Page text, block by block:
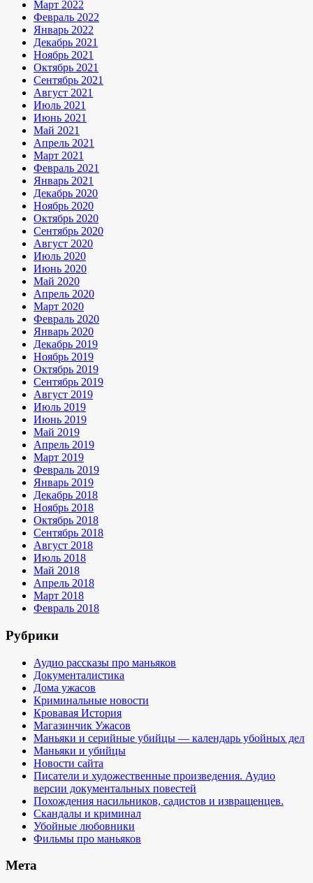
Март 2022
Февраль 2022
Январь 2022
Декабрь 2021
Ноябрь 2021
Октябрь 2021
Сентябрь 2021
Август 2021
Июль 2021
Июнь 2021
Май 2021
Апрель 2021
Март 2021
Февраль 2021
Январь 2021
Декабрь 2020
Ноябрь 2020
Октябрь 2020
Сентябрь 2020
Август 2020
Июль 2020
Июнь 2020
Май 2020
Апрель 2020
Март 2020
Февраль 2020
Январь 2020
Декабрь 2019
Ноябрь 2019
Октябрь 2019
Сентябрь 2019
Август 2019
Июль 2019
Июнь 2019
Май 2019
Апрель 2019
Март 2019
Февраль 2019
Январь 2019
Декабрь 2018
Ноябрь 2018
Октябрь 2018
Сентябрь 2018
Август 2018
Июль 2018
Май 2018
Апрель 2018
Март 2018
Февраль 2018
Рубрики
Аудио рассказы про маньяков
Документалистика
Дома ужасов
Криминальные новости
Кровавая История
Магазинчик Ужасов
Маньяки и серийные убийцы — календарь убойных дел
Маньяки и убийцы
Новости сайта
Писатели и художественные произведения. Аудио
версии документальных повестей
Похождения насильников, садистов и извращенцев.
Скандалы и криминал
Убойные любовники
Фильмы про маньяков
Мета